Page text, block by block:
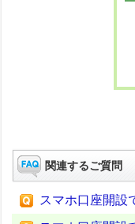
関連するご質問
スマホ口座開設